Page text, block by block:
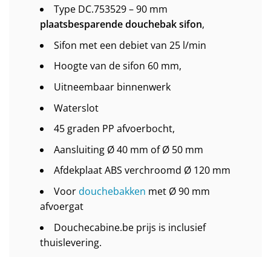
Type DC.753529 – 90 mm
plaatsbesparende douchebak sifon,
Sifon met een debiet van 25 l/min
Hoogte van de sifon 60 mm,
Uitneembaar binnenwerk
Waterslot
45 graden PP afvoerbocht,
Aansluiting Ø 40 mm of Ø 50 mm
Afdekplaat ABS verchroomd Ø 120 mm
Voordouchebakken met Ø 90 mm
afvoergat
Douchecabine.be prijs is inclusief
thuislevering.